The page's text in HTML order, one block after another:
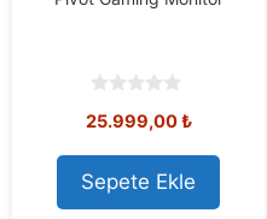
o
t
o
f
5
25.999,00₺
Sepete Ekle